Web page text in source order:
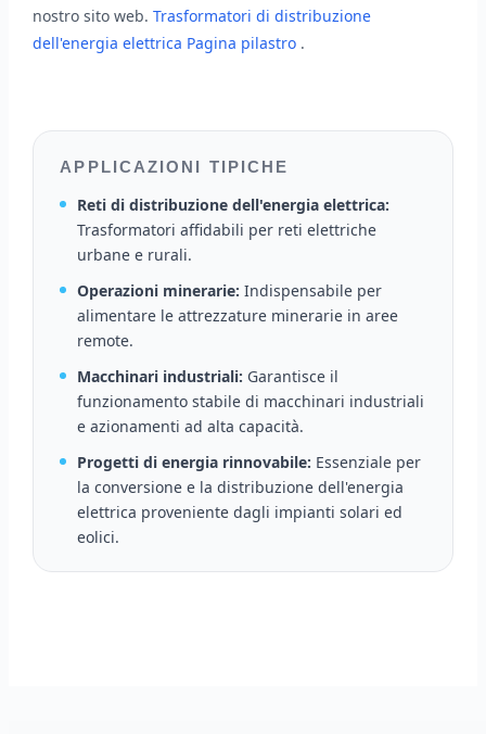
nostro sito web.Trasformatori di distribuzione
dell'energia elettrica Pagina pilastro .
APPLICAZIONI TIPICHE
Reti di distribuzione dell'energia elettrica:
Trasformatori affidabili per reti elettriche
urbane e rurali.
Operazioni minerarie: Indispensabile per
alimentare le attrezzature minerarie in aree
remote.
Macchinari industriali: Garantisce il
funzionamento stabile di macchinari industriali
e azionamenti ad alta capacità.
Progetti di energia rinnovabile: Essenziale per
la conversione e la distribuzione dell'energia
elettrica proveniente dagli impianti solari ed
eolici.